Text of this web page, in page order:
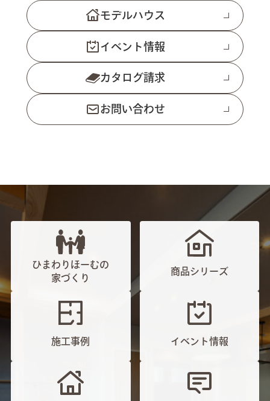
モデルハウス
イベント情報
カタログ請求
お問い合わせ
ひまわりほーむの
家づくり
商品シリーズ
施工事例 イベント情報